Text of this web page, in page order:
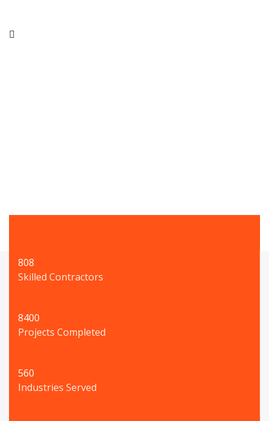
808
Skilled Contractors
8400
Projects Completed
560
Industries Served